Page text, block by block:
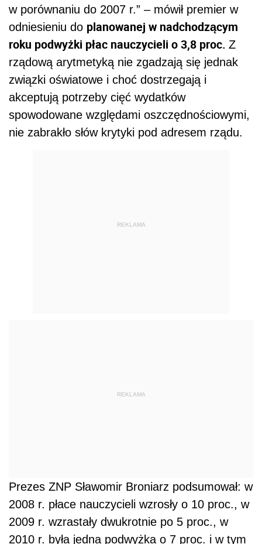
w porównaniu do 2007 r.” – mówił premier w
odniesieniu do planowanej w nadchodzącym
roku podwyżki płac nauczycieli o 3,8 proc. Z
rządową arytmetyką nie zgadzają się jednak
związki oświatowe i choć dostrzegają i
akceptują potrzeby cięć wydatków
spowodowane względami oszczędnościowymi,
nie zabrakło słów krytyki pod adresem rządu.
REKLAMA
REKLAMA
Prezes ZNP Sławomir Broniarz podsumował: w
2008 r. płace nauczycieli wzrosły o 10 proc., w
2009 r. wzrastały dwukrotnie po 5 proc., w
2010 r. była jedna podwyżka o 7 proc. i w tym